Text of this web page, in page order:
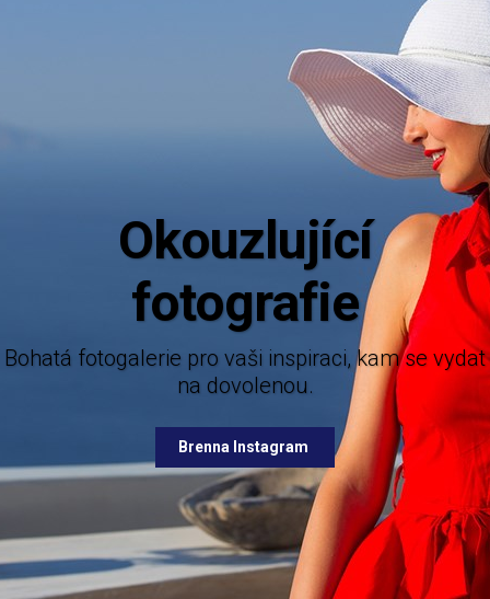
pro vaši inspiraci, kam se vydat
na dovolenou.
Brenna Instagram
Mějte dokonalý přehled o
nabízených
Brenna Facebook